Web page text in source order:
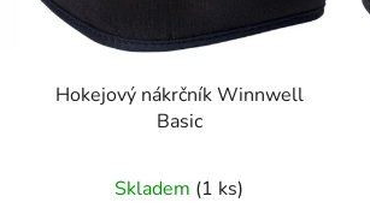
Hokejový nákrčník Winnwell
Basic
Skladem (1 ks)